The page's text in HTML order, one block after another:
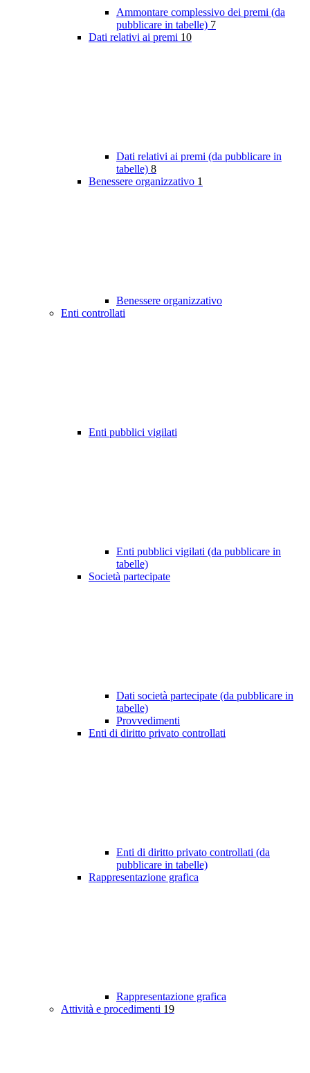
Ammontare complessivo dei premi (da
pubblicare in tabelle) 7
Dati relativi ai premi 10
Dati relativi ai premi (da pubblicare in
tabelle) 8
Benessere organizzativo 1
Benessere organizzativo
Enti controllati
Enti pubblici vigilati
Enti pubblici vigilati (da pubblicare in
tabelle)
Società partecipate
Dati società partecipate (da pubblicare in
tabelle)
Provvedimenti
Enti di diritto privato controllati
Enti di diritto privato controllati (da
pubblicare in tabelle)
Rappresentazione grafica
Rappresentazione grafica
Attività e procedimenti 19